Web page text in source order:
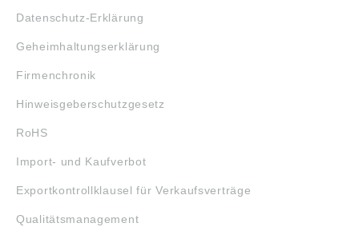
Datenschutz-Erklärung
Geheimhaltungserklärung
Firmenchronik
Hinweisgeberschutzgesetz
RoHS
Import- und Kaufverbot
Exportkontrollklausel für Verkaufsverträge
Qualitätsmanagement